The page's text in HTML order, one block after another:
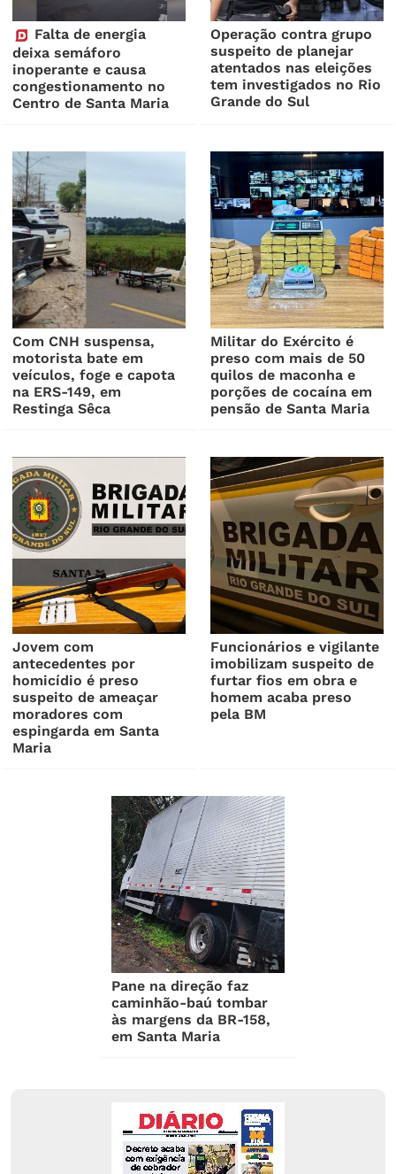
Falta de energia
deixa semáforo
inoperante e causa
congestionamento no
Centro de Santa Maria
Operação contra grupo
suspeito de planejar
atentados nas eleições
tem investigados no Rio
Grande do Sul
Com CNH suspensa,
motorista bate em
veículos, foge e capota
na ERS-149, em
Restinga Sêca
Militar do Exército é
preso com mais de 50
quilos de maconha e
porções de cocaína em
pensão de Santa Maria
Jovem com
antecedentes por
homicídio é preso
suspeito de ameaçar
moradores com
espingarda em Santa
Maria
Funcionários e vigilante
imobilizam suspeito de
furtar fios em obra e
homem acaba preso
pela BM
Pane na direção faz
caminhão-baú tombar
às margens da BR-158,
em Santa Maria